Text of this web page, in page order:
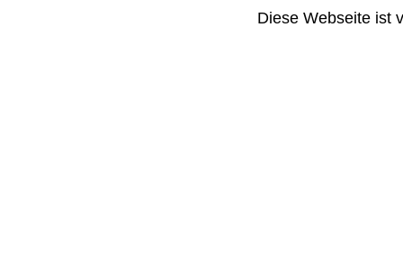
Diese Webseite ist